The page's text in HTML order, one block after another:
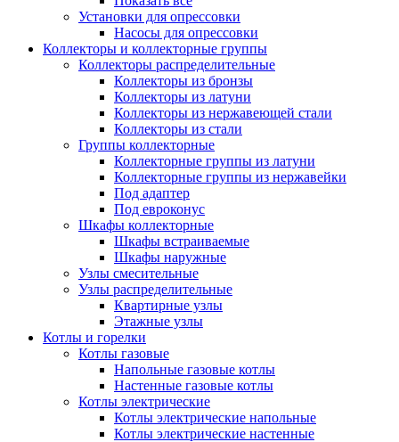
Установки для опрессовки
Насосы для опрессовки
Коллекторы и коллекторные группы
Коллекторы распределительные
Коллекторы из бронзы
Коллекторы из латуни
Коллекторы из нержавеющей стали
Коллекторы из стали
Группы коллекторные
Коллекторные группы из латуни
Коллекторные группы из нержавейки
Под адаптер
Под евроконус
Шкафы коллекторные
Шкафы встраиваемые
Шкафы наружные
Узлы смесительные
Узлы распределительные
Квартирные узлы
Этажные узлы
Котлы и горелки
Котлы газовые
Напольные газовые котлы
Настенные газовые котлы
Котлы электрические
Котлы электрические напольные
Котлы электрические настенные